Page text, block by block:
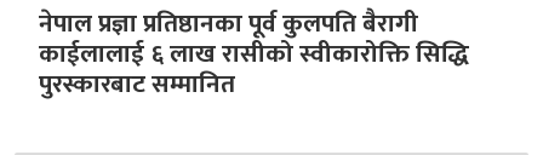
नेपाल प्रज्ञा प्रतिष्ठानका पूर्व कुलपति बैरागी
काईलालाई ६ लाख रासीको स्वीकारोक्ति सिद्धि
पुरस्कारबाट सम्मानित